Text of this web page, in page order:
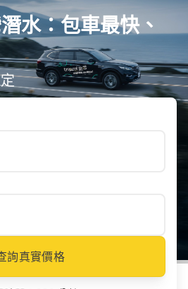
水：包車最快、
詢真實價格